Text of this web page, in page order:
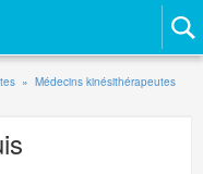
Médecins kinésithérapeutes